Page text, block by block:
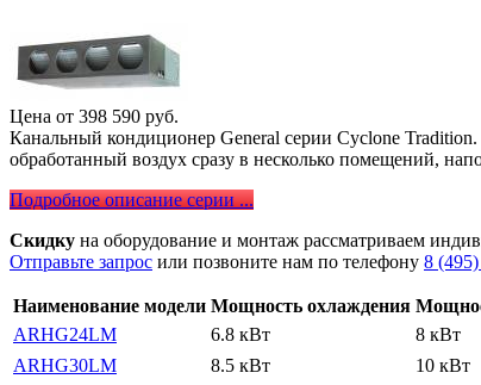
Цена от 398 590 руб.
Канальный кондиционер General серии Cyclone
обработанный воздух сразу в несколько помещений,
Подробное описание серии ...
Скидку на оборудование и монтаж рассматриваем
Отправьте запрос или позвоните нам по телефону 8
Наименование модели Мощность охлаждения
ARHG24LM
6.8 кВт 8 кВт
ARHG30LM
8.5 кВт 10 кВт